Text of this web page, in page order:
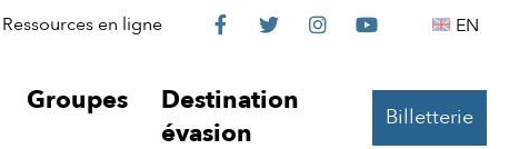
Ressources en ligne
Le
sur

Le

Le

Le
 EN
Groupes
Destination
évasion
Billetterie